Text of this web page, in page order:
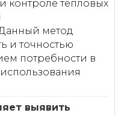
контроле тепловых
метод
и точностью
потребности в